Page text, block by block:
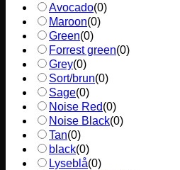
Avocado(0)
Maroon(0)
Green(0)
Forrest green(0)
Grey(0)
Sort/brun(0)
Sage(0)
Noise Red(0)
Noise Black(0)
Tan(0)
black(0)
Lyseblå(0)